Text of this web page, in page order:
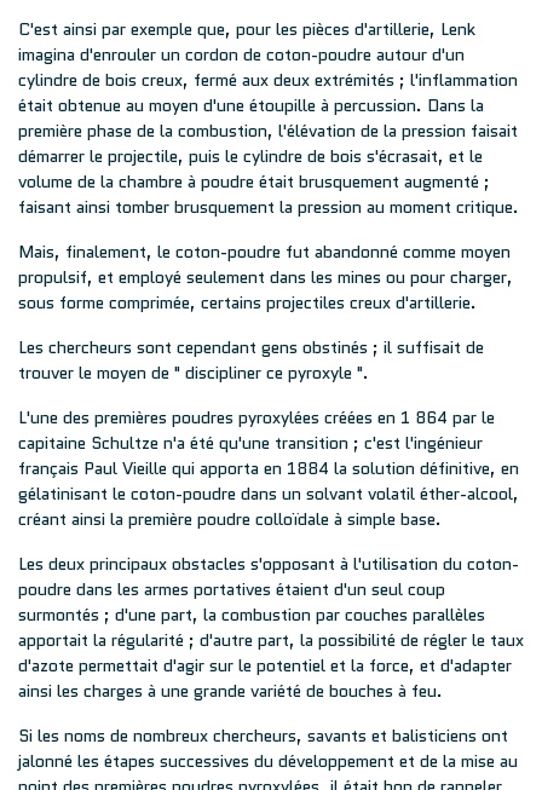
C'est ainsi par exemple que, pour les pièces d'artillerie, Lenk
imagina d'enrouler un cordon de coton-poudre autour d'un
cylindre de bois creux, fermé aux deux extrémités ; l'inflammation
était obtenue au moyen d'une étoupille à percussion. Dans la
première phase de la combustion, l'élévation de la pression faisait
démarrer le projectile, puis le cylindre de bois s'écrasait, et le
volume de la chambre à poudre était brusquement augmenté ;
faisant ainsi tomber brusquement la pression au moment critique.
Mais, finalement, le coton-poudre fut abandonné comme moyen
propulsif, et employé seulement dans les mines ou pour charger,
sous forme comprimée, certains projectiles creux d'artillerie.
Les chercheurs sont cependant gens obstinés ; il suffisait de
trouver le moyen de " discipliner ce pyroxyle ".
L'une des premières poudres pyroxylées créées en 1 864 par le
capitaine Schultze n'a été qu'une transition ; c'est l'ingénieur
français Paul Vieille qui apporta en 1884 la solution définitive, en
gélatinisant le coton-poudre dans un solvant volatil éther-alcool,
créant ainsi la première poudre colloïdale à simple base.
Les deux principaux obstacles s'opposant à l'utilisation du coton-
poudre dans les armes portatives étaient d'un seul coup
surmontés ; d'une part, la combustion par couches parallèles
apportait la régularité ; d'autre part, la possibilité de régler le taux
d'azote permettait d'agir sur le potentiel et la force, et d'adapter
ainsi les charges à une grande variété de bouches à feu.
Si les noms de nombreux chercheurs, savants et balisticiens ont
jalonné les étapes successives du développement et de la mise au